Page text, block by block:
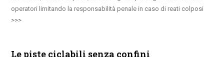
operatori limitando la responsabilità penale in caso di reati colposi
Le piste ciclabili senza confini